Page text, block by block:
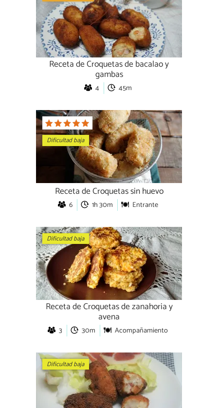
Receta de Croquetas de bacalao y
gambas
4 45m
Dificultad baja
Receta de Croquetas sin huevo
6 1h 30m Entrante
Dificultad baja
Receta de Croquetas de zanahoria y
avena
3 30m Acompañamiento
Dificultad baja